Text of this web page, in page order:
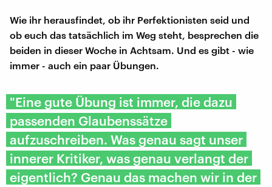
Wie ihr herausfindet, ob ihr Perfektionisten seid und
ob euch das tatsächlich im Weg steht, besprechen die
beiden in dieser Woche in Achtsam. Und es gibt - wie
immer - auch ein paar Übungen.
"Eine gute Übung ist immer, die dazu
passenden Glaubenssätze
aufzuschreiben. Was genau sagt unser
innerer Kritiker, was genau verlangt der
eigentlich? Genau das machen wir in der